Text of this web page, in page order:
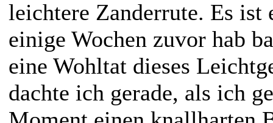
leichtere Zanderrute. Es
einige Wochen zuvor hab
eine Wohltat dieses
dachte ich gerade, als ich